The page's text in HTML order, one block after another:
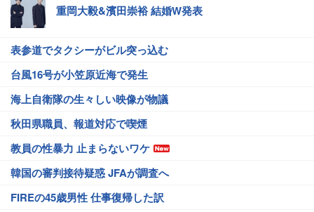
重岡大毅&濱田崇裕 結婚W発表
表参道でタクシーがビル突っ込む
台風16号が小笠原近海で発生
海上自衛隊の生々しい映像が物議
秋田県職員、報道対応で喫煙
教員の性暴力 止まらないワケ
韓国の審判接待疑惑 JFAが調査へ
FIREの45歳男性 仕事復帰した訳